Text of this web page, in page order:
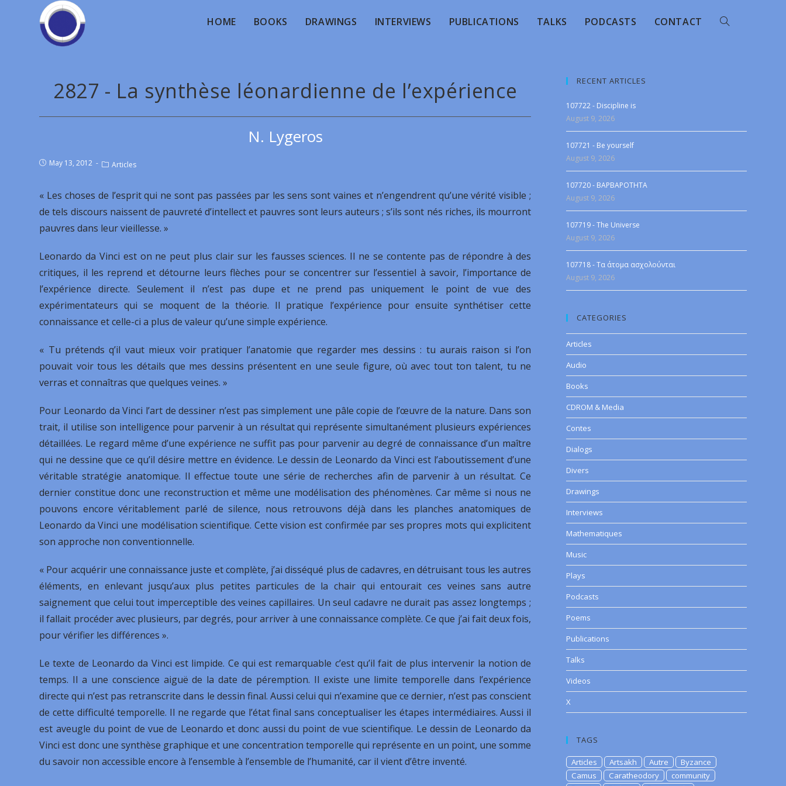
HOME BOOKS DRAWINGS INTERVIEWS PUBLICATIONS TALKS PODCASTS CONTACT
2827 - La synthèse léonardienne de l’expérience
N. Lygeros
May 13, 2012 Articles
« Les choses de l’esprit qui ne sont pas passées par les sens sont vaines et n’engendrent qu’une vérité visible ;
de tels discours naissent de pauvreté d’intellect et pauvres sont leurs auteurs ; s’ils sont nés riches, ils mourront
pauvres dans leur vieillesse. »
Leonardo da Vinci est on ne peut plus clair sur les fausses sciences. Il ne se contente pas de répondre à des
critiques, il les reprend et détourne leurs flèches pour se concentrer sur l’essentiel à savoir, l’importance de
l’expérience directe. Seulement il n’est pas dupe et ne prend pas uniquement le point de vue des
expérimentateurs qui se moquent de la théorie. Il pratique l’expérience pour ensuite synthétiser cette
connaissance et celle-ci a plus de valeur qu’une simple expérience.
« Tu prétends q’il vaut mieux voir pratiquer l’anatomie que regarder mes dessins : tu aurais raison si l’on
pouvait voir tous les détails que mes dessins présentent en une seule figure, où avec tout ton talent, tu ne
verras et connaîtras que quelques veines. »
Pour Leonardo da Vinci l’art de dessiner n’est pas simplement une pâle copie de l’œuvre de la nature. Dans son
trait, il utilise son intelligence pour parvenir à un résultat qui représente simultanément plusieurs expériences
détaillées. Le regard même d’une expérience ne suffit pas pour parvenir au degré de connaissance d’un maître
qui ne dessine que ce qu’il désire mettre en évidence. Le dessin de Leonardo da Vinci est l’aboutissement d’une
véritable stratégie anatomique. Il effectue toute une série de recherches afin de parvenir à un résultat. Ce
dernier constitue donc une reconstruction et même une modélisation des phénomènes. Car même si nous ne
pouvons encore véritablement parlé de silence, nous retrouvons déjà dans les planches anatomiques de
Leonardo da Vinci une modélisation scientifique. Cette vision est confirmée par ses propres mots qui explicitent
son approche non conventionnelle.
« Pour acquérir une connaissance juste et complète, j’ai disséqué plus de cadavres, en détruisant tous les autres
éléments, en enlevant jusqu’aux plus petites particules de la chair qui entourait ces veines sans autre
saignement que celui tout imperceptible des veines capillaires. Un seul cadavre ne durait pas assez longtemps ;
il fallait procéder avec plusieurs, par degrés, pour arriver à une connaissance complète. Ce que j’ai fait deux fois,
pour vérifier les différences ».
Le texte de Leonardo da Vinci est limpide. Ce qui est remarquable c’est qu’il fait de plus intervenir la notion de
temps. Il a une conscience aiguë de la date de péremption. Il existe une limite temporelle dans l’expérience
directe qui n’est pas retranscrite dans le dessin final. Aussi celui qui n’examine que ce dernier, n’est pas conscient
de cette difficulté temporelle. Il ne regarde que l’état final sans conceptualiser les étapes intermédiaires. Aussi il
est aveugle du point de vue de Leonardo et donc aussi du point de vue scientifique. Le dessin de Leonardo da
Vinci est donc une synthèse graphique et une concentration temporelle qui représente en un point, une somme
du savoir non accessible encore à l’ensemble à l’ensemble de l’humanité, car il vient d’être inventé.
RECENT ARTICLES
107722 - Discipline is
August 9, 2026
107721 - Be yourself
August 9, 2026
107720 - BAPBAPOTHTA
August 9, 2026
107719 - The Universe
August 9, 2026
107718 - Τα άτομα ασχολούνται
August 9, 2026
CATEGORIES
Articles
Audio
Books
CDROM & Media
Contes
Dialogs
Divers
Drawings
Interviews
Mathematiques
Music
Plays
Podcasts
Poems
Publications
Talks
Videos
X
TAGS
Articles Artsakh Autre
Byzance
Camus
Caratheodory
community